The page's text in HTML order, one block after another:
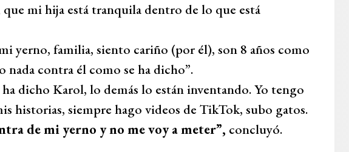
que mi hija está tranquila dentro de lo que está
yerno, familia, siento cariño (por él), son 8 años como
contra él como se ha dicho”.
dicho Karol, lo demás lo están inventando. Yo tengo
historias, siempre hago videos de TikTok, subo gatos.
de mi yerno y no me voy a meter”, concluyó.